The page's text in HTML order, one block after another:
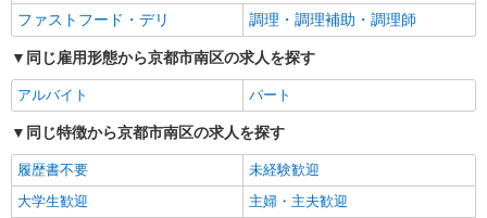
時＞土日祝 フルタイム
時給1130円 土日祝祭日時給1180円
京都府京都市南区久世高田町376 イオンモー
ル京都桂川 3F
キープ
アルバイト
なか卯 京都八条口店
ファストフード・デリ
調理・調理補助・調理師
同じ雇用形態から京都市南区の求人を探す
アルバイト パート
同じ特徴から京都市南区の求人を探す
履歴書不要
未経験歓迎
大学生歓迎
主婦・主夫歓迎